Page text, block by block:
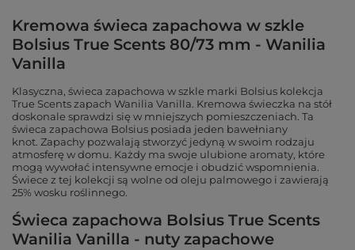
Kremowa świeca zapachowa w szkle
Bolsius True Scents 80/73 mm - Wanilia
Vanilla
Klasyczna, świeca zapachowa w szkle marki Bolsius kolekcja
True Scents zapach Wanilia Vanilla. Kremowa świeczka na stół
doskonale sprawdzi się w mniejszych pomieszczeniach. Ta
świeca zapachowa Bolsius posiada jeden bawełniany
knot. Zapachy pozwalają stworzyć jedyną w swoim rodzaju
atmosferę w domu. Każdy ma swoje ulubione aromaty, które
mogą wywołać intensywne emocje i obudzić wspomnienia.
Świece z tej kolekcji są wolne od oleju palmowego i zawierają
25% wosku roślinnego.
Świeca zapachowa Bolsius True Scents
Wanilia Vanilla - nuty zapachowe